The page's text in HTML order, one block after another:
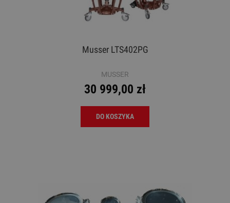
Musser LTS402PG
MUSSER
30 999,00 zł
DO KOSZYKA